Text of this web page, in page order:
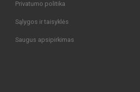
Privatumo politika
Sąlygos ir taisyklės
Saugus apsipirkimas